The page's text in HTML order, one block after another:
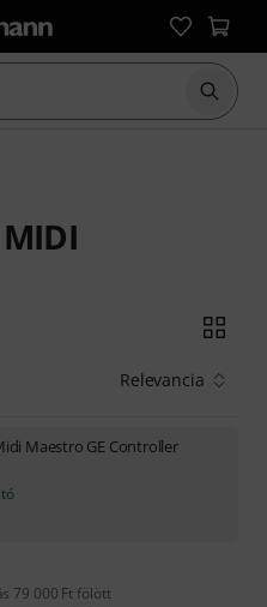
Relevancia
Maestro GE Controller
79 000 Ft fölött